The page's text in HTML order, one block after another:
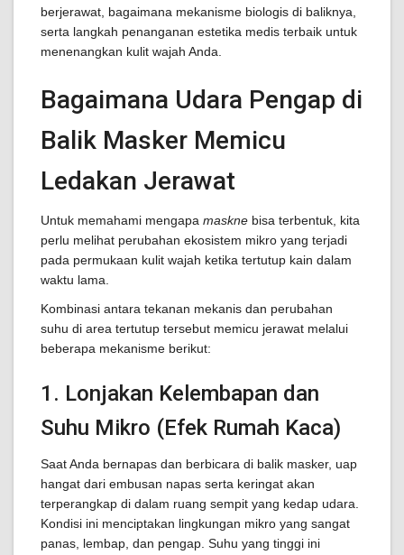
berjerawat, bagaimana mekanisme biologis di baliknya,
serta langkah penanganan estetika medis terbaik untuk
menenangkan kulit wajah Anda.
Bagaimana Udara Pengap di
Balik Masker Memicu
Ledakan Jerawat
Untuk memahami mengapa maskne bisa terbentuk, kita
perlu melihat perubahan ekosistem mikro yang terjadi
pada permukaan kulit wajah ketika tertutup kain dalam
waktu lama.
Kombinasi antara tekanan mekanis dan perubahan
suhu di area tertutup tersebut memicu jerawat melalui
beberapa mekanisme berikut:
1. Lonjakan Kelembapan dan
Suhu Mikro (Efek Rumah Kaca)
Saat Anda bernapas dan berbicara di balik masker, uap
hangat dari embusan napas serta keringat akan
terperangkap di dalam ruang sempit yang kedap udara.
Kondisi ini menciptakan lingkungan mikro yang sangat
panas, lembap, dan pengap. Suhu yang tinggi ini